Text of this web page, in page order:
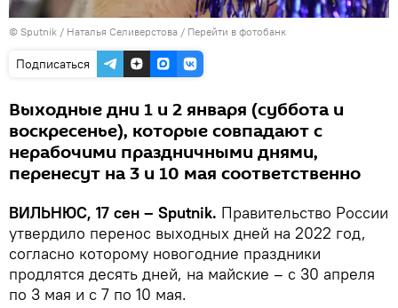
© Sputnik / Наталья Селиверстова / Перейти в фотобанк
Подписаться
Выходные дни 1 и 2 января (суббота и
воскресенье), которые совпадают с
нерабочими праздничными днями,
перенесут на 3 и 10 мая соответственно
ВИЛЬНЮС, 17 сен – Sputnik. Правительство России
утвердило перенос выходных дней на 2022 год,
согласно которому новогодние праздники
продлятся десять дней, на майские – с 30 апреля
по 3 мая и с 7 по 10 мая.